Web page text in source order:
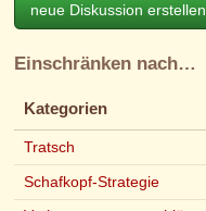
neue Diskussion erstellen
Einschränken nach…
Kategorien
Tratsch
Schafkopf-Strategie